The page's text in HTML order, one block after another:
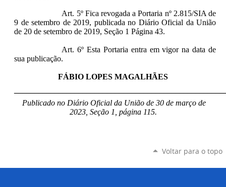
Art. 5º Fica revogada a Portaria nº 2.815/SIA de
9 de setembro de 2019, publicada no Diário Oficial da União
de 20 de setembro de 2019, Seção 1 Página 43.
Art. 6º Esta Portaria entra em vigor na data de
sua publicação.
FÁBIO LOPES MAGALHÃES
Publicado no Diário Oficial da União de 30 de março de
2023, Seção 1, página 115.
Voltar para o topo